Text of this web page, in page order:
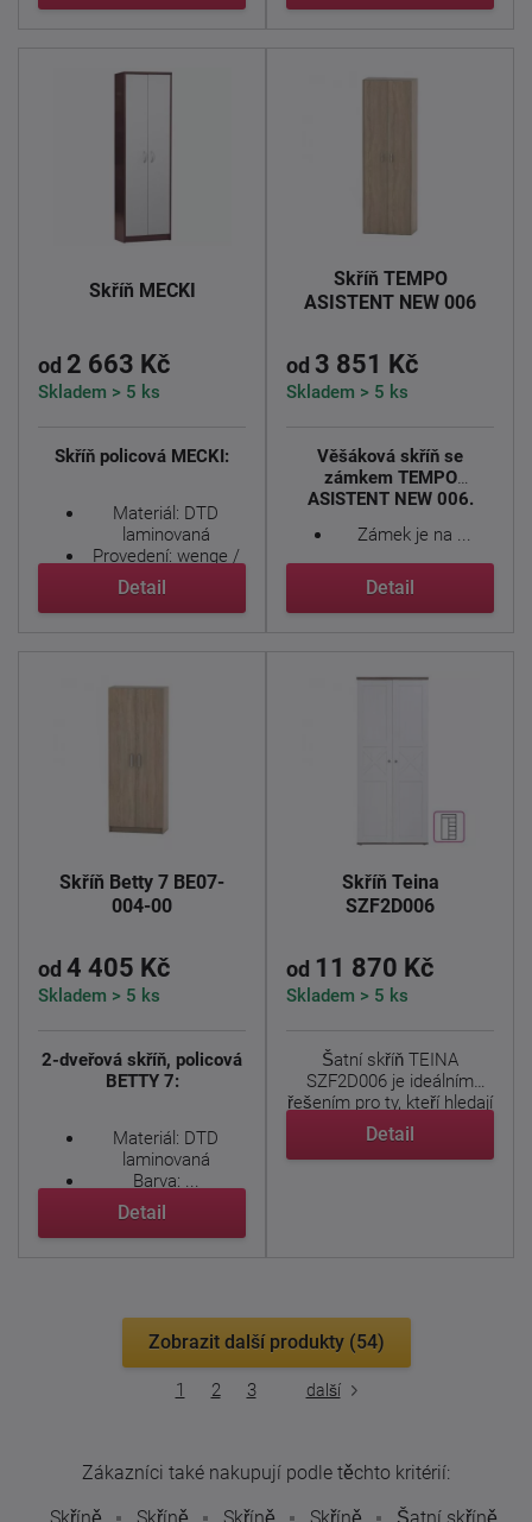
Skříň MECKI
od 2 663 Kč
Skladem > 5 ks
Skříň policová MECKI:
Materiál: DTD
laminovaná
Provedení: wenge /
...
Detail
Skříň TEMPO
ASISTENT NEW 006
od 3 851 Kč
Skladem > 5 ks
Věšáková skříň se
zámkem TEMPO
ASISTENT NEW 006.
Zámek je na ...
Detail
Skříň Betty 7 BE07-
004-00
od 4 405 Kč
Skladem > 5 ks
2-dveřová skříň, policová
BETTY 7:
Materiál: DTD
laminovaná
Barva: ...
Detail
Skříň Teina
SZF2D006
od 11 870 Kč
Skladem > 5 ks
Šatní skříň TEINA
SZF2D006 je ideálním
řešením pro ty, kteří hledají
...
Detail
Zobrazit další produkty (54)
3
2
1 další
Zákazníci také nakupují podle těchto kritérií: